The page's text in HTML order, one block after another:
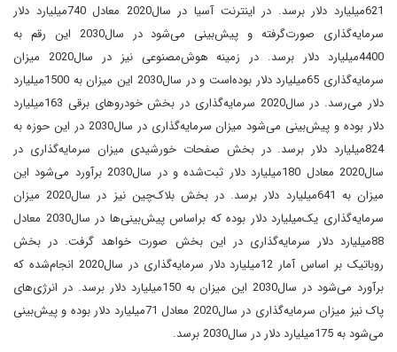
621‌میلیارد دلار برسد. در اینترنت آسیا در سال‌2020 معادل 740‌میلیارد دلار
سرمایه‌گذاری صورت‌گرفته و پیش‌بینی می‌شود در سال‌2030 این رقم به
4400‌میلیارد دلار برسد. در زمینه هوش‌مصنوعی نیز در سال‌2020 میزان
سرمایه‌گذاری 65‌میلیارد دلار بوده‌است و در سال‌2030 این میزان به 1500‌میلیارد
دلار می‌رسد. در سال‌2020 سرمایه‌گذاری در بخش خودروهای برقی 163‌میلیارد
دلار بوده و پیش‌بینی می‌شود میزان سرمایه‌گذاری در سال‌2030 در این حوزه به
824‌میلیارد دلار برسد. در بخش صفحات خورشیدی میزان سرمایه‌گذاری در
سال‌2020 معادل 180‌میلیارد دلار ثبت‌شده و در سال‌2030 برآورد می‌شود این
میزان به 641‌میلیارد دلار برسد. در بخش بلاک‌چین نیز در سال‌2020 میزان
سرمایه‌گذاری یک‌میلیارد دلار بوده که براساس پیش‌بینی‌ها در سال‌2030 معادل
88‌میلیارد دلار سرمایه‌گذاری در این بخش صورت خواهد گرفت. در بخش
روباتیک بر اساس آمار 12‌میلیارد دلار سرمایه‌گذاری در سال‌2020 انجام‌شده که
برآورد می‌شود در سال‌2030 این میزان به 150‌میلیارد دلار برسد. در انرژی‌های
پاک نیز میزان سرمایه‌گذاری در سال‌2020 معادل 71‌میلیارد دلار بوده و پیش‌بینی
می‌شود به 175‌میلیارد دلار در سال‌2030 برسد.